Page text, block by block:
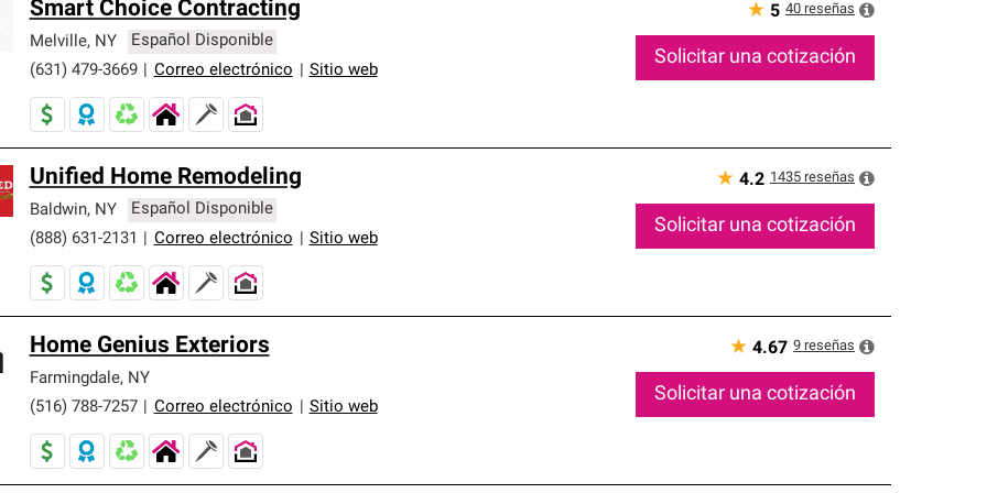
Smart Choice Contracting
Melville, NY
Español Disponible
(631) 479-3669
Correo electrónico Sitio web
★ 5 40 reseñas
Solicitar una cotización
Unified Home Remodeling
Baldwin, NY
Español Disponible
(888) 631-2131
Correo electrónico Sitio web
★ 4.2 1435 reseñas
Solicitar una cotización
Home Genius Exteriors
Farmingdale, NY
(516) 788-7257
Correo electrónico Sitio web
★ 4.67 9 reseñas
Solicitar una cotización